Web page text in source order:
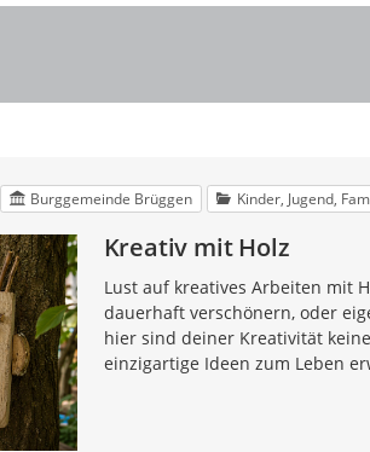
Burggemeinde Brüggen Kinder, Jugend,
Kreativ mit Holz
Lust auf kreatives Arbeiten mit
dauerhaft verschönern, oder
hier sind deiner Kreativität
einzigartige Ideen zum Leben